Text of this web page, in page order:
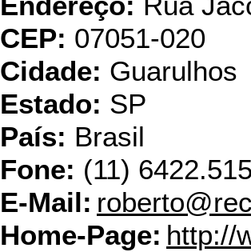
CEP: 07051-020
Cidade: Guarulhos
Estado: SP
País: Brasil
Fone: (11)
E-Mail:
Home-Page: http://